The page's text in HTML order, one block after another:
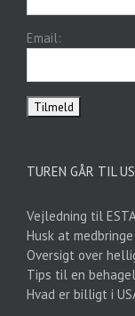
Email:
TUREN GÅR TIL
Vejledning til
Husk at
Oversigt over
Tips til en
Hvad er billigt i